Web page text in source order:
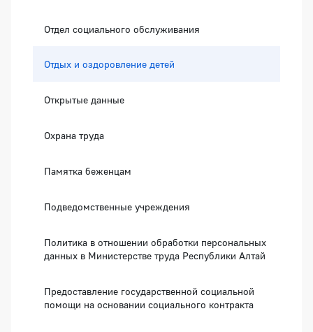
Отдел социального обслуживания
Отдых и оздоровление детей
Открытые данные
Охрана труда
Памятка беженцам
Подведомственные учреждения
Политика в отношении обработки персональных
данных в Министерстве труда Республики Алтай
Предоставление государственной социальной
помощи на основании социального контракта